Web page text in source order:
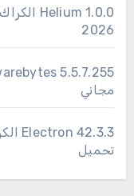
2026
مجاني
تحميل